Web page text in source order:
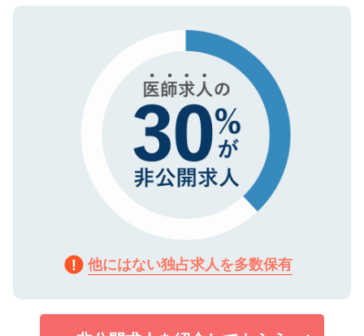
で、機密保持に関してもご安心ください。
ので、まずはご登録ください。
他にはない独占求人を多数保有